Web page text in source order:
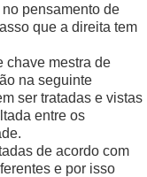
pensamento de
que a direita tem
chave mestra de
na seguinte
ser tratadas e vistas
entre os
de acordo com
e por isso